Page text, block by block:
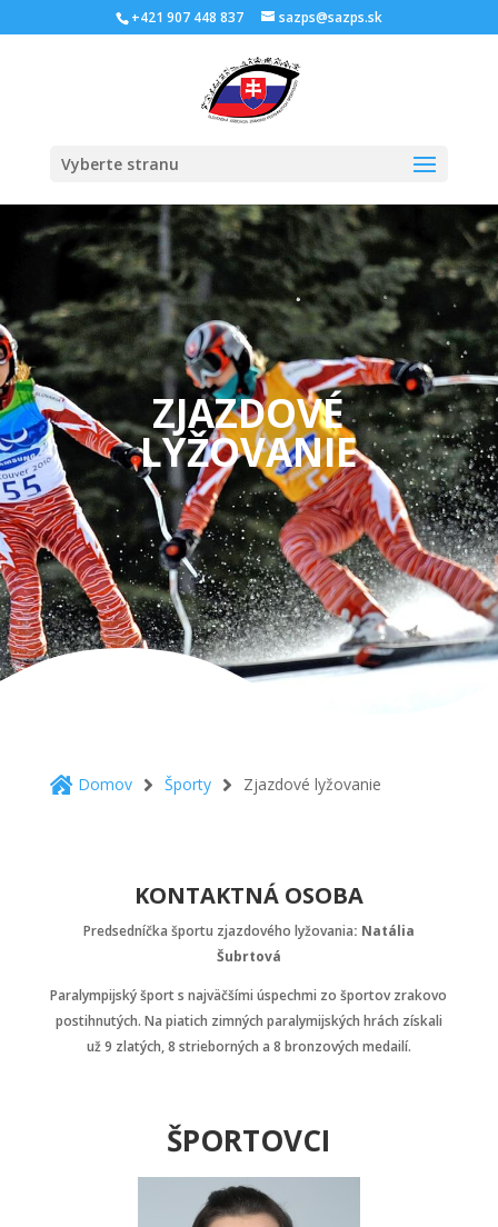
+421 907 448 837 sazps@sazps.sk
Vyberte stranu
ZJAZDOVÉ
LYŽOVANIE
 Domov  Športy  Zjazdové lyžovanie
KONTAKTNÁ OSOBA
Predsedníčka športu zjazdového lyžovania: Natália
Šubrtová
Paralympijský šport s najväčšími úspechmi zo športov zrakovo
postihnutých. Na piatich zimných paralymijských hrách získali
už 9 zlatých, 8 strieborných a 8 bronzových medailí.
ŠPORTOVCI